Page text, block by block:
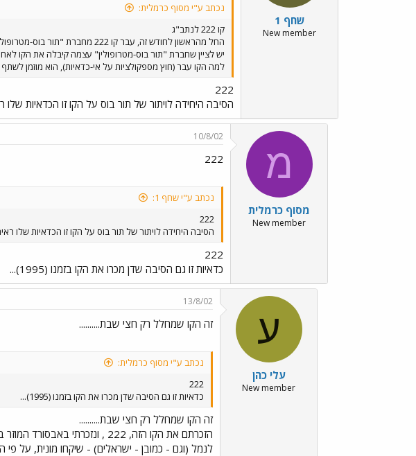
שחף 1
New member
נכתב ע"י מסוף כרמלית:
קו 222 לנתב"ג
יש לציין שחברת "תור בוס-מטרופולין" עצמה קיבלה את הקו
למה הקו עבר (חוץ מספקולציות על אי-כדאיות), הוא מוזמן
222
הסיבה היחידה לויתור של תור בוס על הקו זו הכדאיות
מ
מסוף כרמלית
New member
10/8/02
222
נכתב ע"י שחף 1:
222
הסיבה היחידה לויתור של תור בוס על הקו זו הכדאיות שלו
222
כדאיות זו גם הסיבה שדן מכרו את הקו בזמנו (1995)...
ע
עלי כהן
New member
13/8/02
זה הקו שמחלל רק חצי שבת..........
נכתב ע"י מסוף כרמלית:
222
כדאיות זו גם הסיבה שדן מכרו את הקו בזמנו (1995)...
זה הקו שמחלל רק חצי שבת..........
הזכרתם את הקו הזה, 222 ,
לנמל (וגם - כמובן - ישראלים) - שיקחו מונית, על